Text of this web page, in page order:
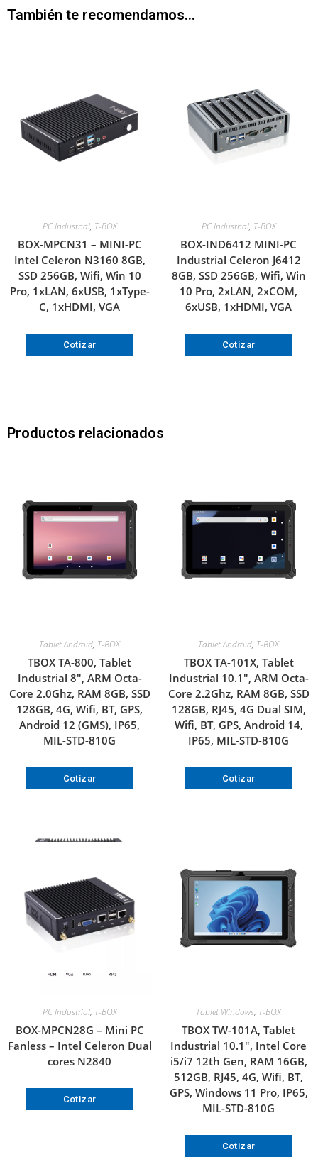
También te recomendamos…
PC Industrial, T-BOX
BOX-MPCN31 – MINI-PC
Intel Celeron N3160 8GB,
SSD 256GB, Wifi, Win 10
Pro, 1xLAN, 6xUSB, 1xType-
C, 1xHDMI, VGA
Cotizar
PC Industrial, T-BOX
BOX-IND6412 MINI-PC
Industrial Celeron J6412
8GB, SSD 256GB, Wifi, Win
10 Pro, 2xLAN, 2xCOM,
6xUSB, 1xHDMI, VGA
Cotizar
Productos relacionados
Tablet Android, T-BOX
TBOX TA-800, Tablet
Industrial 8″, ARM Octa-
Core 2.0Ghz, RAM 8GB, SSD
128GB, 4G, Wifi, BT, GPS,
Android 12 (GMS), IP65,
MIL-STD-810G
Cotizar
Tablet Android, T-BOX
TBOX TA-101X, Tablet
Industrial 10.1″, ARM Octa-
Core 2.2Ghz, RAM 8GB, SSD
128GB, RJ45, 4G Dual SIM,
Wifi, BT, GPS, Android 14,
IP65, MIL-STD-810G
Cotizar
PC Industrial, T-BOX
BOX-MPCN28G – Mini PC
Fanless – Intel Celeron Dual
cores N2840
Cotizar
Tablet Windows, T-BOX
TBOX TW-101A, Tablet
Industrial 10.1″, Intel Core
i5/i7 12th Gen, RAM 16GB,
512GB, RJ45, 4G, Wifi, BT,
GPS, Windows 11 Pro, IP65,
MIL-STD-810G
Cotizar